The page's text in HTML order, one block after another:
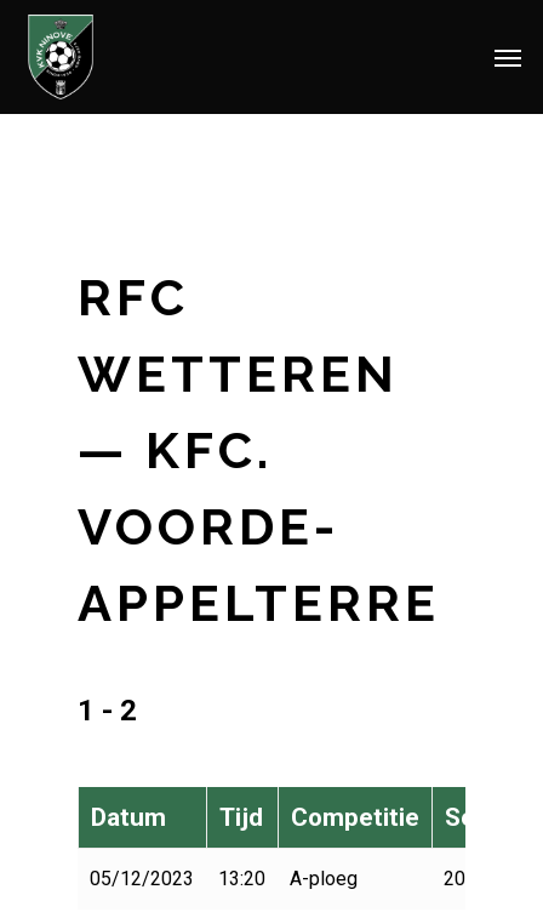
Skip
RFC
WETTEREN
— KFC.
VOORDE-
APPELTERRE
1 - 2
Datum Tijd Competitie Seizoen
05/12/2023 13:20 A-ploeg 2023-2024